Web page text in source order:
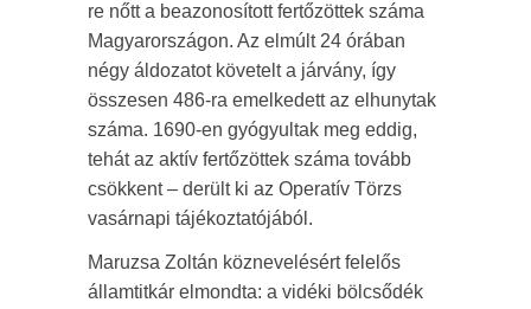
re nőtt a beazonosított fertőzöttek száma
Magyarországon. Az elmúlt 24 órában
négy áldozatot követelt a járvány, így
összesen 486-ra emelkedett az elhunytak
száma. 1690-en gyógyultak meg eddig,
tehát az aktív fertőzöttek száma tovább
csökkent – derült ki az Operatív Törzs
vasárnapi tájékoztatójából.
Maruzsa Zoltán köznevelésért felelős
államtitkár elmondta: a vidéki bölcsődék